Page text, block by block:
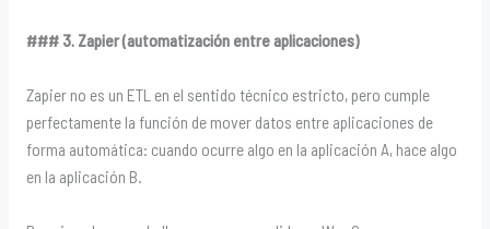
### 3. Zapier (automatización entre aplicaciones)
Zapier no es un ETL en el sentido técnico estricto, pero cumple
perfectamente la función de mover datos entre aplicaciones de
forma automática: cuando ocurre algo en la aplicación A, hace algo
en la aplicación B.